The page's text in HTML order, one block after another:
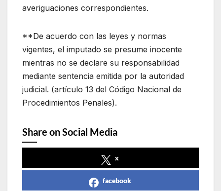
averiguaciones correspondientes.
**De acuerdo con las leyes y normas
vigentes, el imputado se presume inocente
mientras no se declare su responsabilidad
mediante sentencia emitida por la autoridad
judicial. (artículo 13 del Código Nacional de
Procedimientos Penales).
Share on Social Media
x
facebook